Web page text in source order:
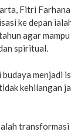
Fitri
ke depan
agar
spiritual.
menjadi
kehilangan